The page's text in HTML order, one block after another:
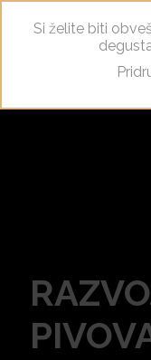
Si želite biti